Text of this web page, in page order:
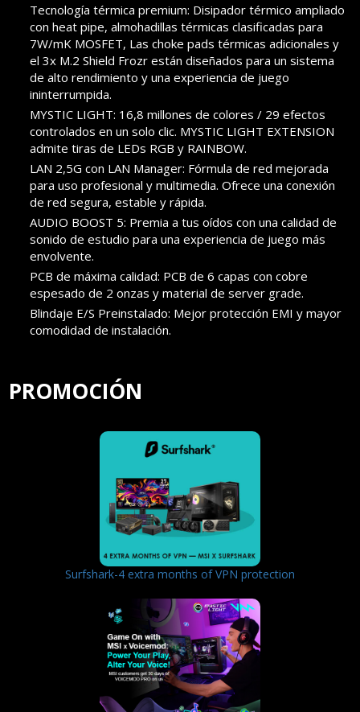
Tecnología térmica premium: Disipador térmico ampliado
con heat pipe, almohadillas térmicas clasificadas para
7W/mK MOSFET, Las choke pads térmicas adicionales y
el 3x M.2 Shield Frozr están diseñados para un sistema
de alto rendimiento y una experiencia de juego
ininterrumpida.
MYSTIC LIGHT: 16,8 millones de colores / 29 efectos
controlados en un solo clic. MYSTIC LIGHT EXTENSION
admite tiras de LEDs RGB y RAINBOW.
LAN 2,5G con LAN Manager: Fórmula de red mejorada
para uso profesional y multimedia. Ofrece una conexión
de red segura, estable y rápida.
AUDIO BOOST 5: Premia a tus oídos con una calidad de
sonido de estudio para una experiencia de juego más
envolvente.
PCB de máxima calidad: PCB de 6 capas con cobre
espesado de 2 onzas y material de server grade.
Blindaje E/S Preinstalado: Mejor protección EMI y mayor
comodidad de instalación.
PROMOCIÓN
Surfshark-4 extra months of VPN protection